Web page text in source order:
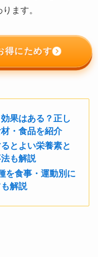
ます。
得にためす
果はある？正し
・食品を紹介
とよい栄養素と
も解説
を食事・運動別に
解説